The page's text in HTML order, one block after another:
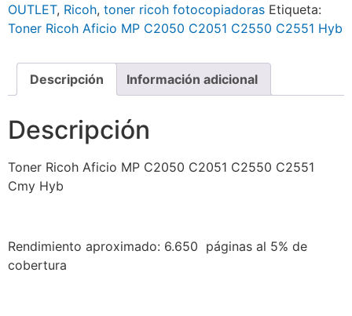
OUTLET, Ricoh, toner ricoh fotocopiadoras Etiqueta:
Toner Ricoh Aficio MP C2050 C2051 C2550 C2551 Hyb
Descripción Información adicional
Descripción
Toner Ricoh Aficio MP C2050 C2051 C2550 C2551
Cmy Hyb
Rendimiento aproximado: 6.650 páginas al 5% de
cobertura